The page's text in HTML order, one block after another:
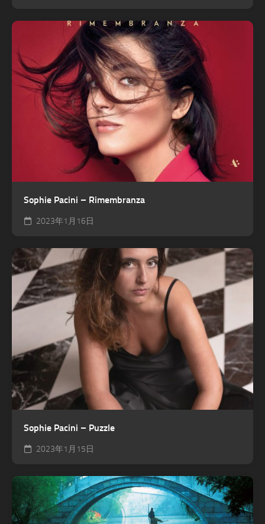
Sophie Pacini – Rimembranza
2023年1月16日
Sophie Pacini – Puzzle
2023年1月15日